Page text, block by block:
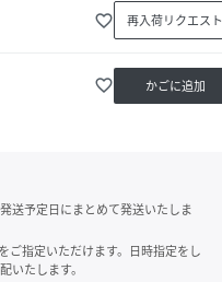
favorite_border 再入荷リクエスト
favorite_border かごに追加
送予定日にまとめて発送いたしま
指定いただけます。日時指定をし
いたします。